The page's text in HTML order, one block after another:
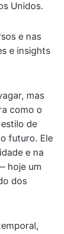
Unidos.
e nas
e insights
mas
como o
de
futuro. Ele
e na
hoje um
dos